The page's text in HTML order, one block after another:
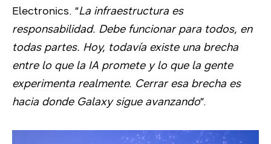
Electronics. “La infraestructura es
responsabilidad. Debe funcionar para todos, en
todas partes. Hoy, todavía existe una brecha
entre lo que la IA promete y lo que la gente
experimenta realmente. Cerrar esa brecha es
hacia donde Galaxy sigue avanzando”.